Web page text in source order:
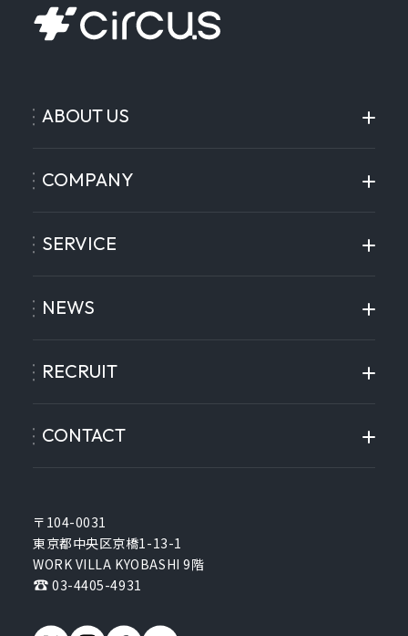
〒104-0031
東京都中央区京橋1-13-1
WORK VILLA KYOBASHI 9階
03-4405-4931
ABOUT US
COMPANY
SERVICE
NEWS
RECRUIT
CONTACT